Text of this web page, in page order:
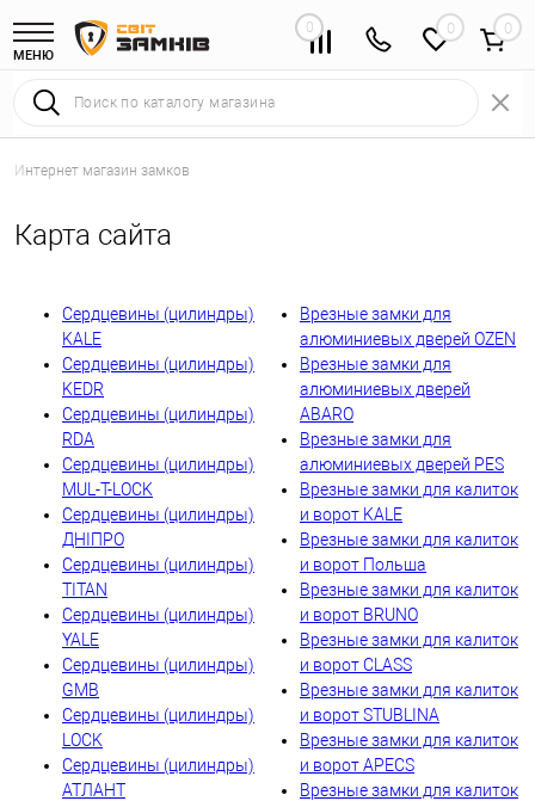
МЕНЮ
0 0
Интернет магазин замков
Карта сайта
Сердцевины (цилиндры)
KALE
Сердцевины (цилиндры)
KEDR
Сердцевины (цилиндры)
RDA
Сердцевины (цилиндры)
MUL-T-LOCK
Сердцевины (цилиндры)
ДНІПРО
Сердцевины (цилиндры)
TITAN
Сердцевины (цилиндры)
YALE
Сердцевины (цилиндры)
GMB
Сердцевины (цилиндры)
LOCK
Сердцевины (цилиндры)
АТЛАНТ
Врезные замки для
алюминиевых дверей OZEN
Врезные замки для
алюминиевых дверей
ABARO
Врезные замки для
алюминиевых дверей PES
Врезные замки для калиток
и ворот KALE
Врезные замки для калиток
и ворот Польша
Врезные замки для калиток
и ворот BRUNO
Врезные замки для калиток
и ворот CLASS
Врезные замки для калиток
и ворот STUBLINA
Врезные замки для калиток
и ворот APECS
Врезные замки для калиток